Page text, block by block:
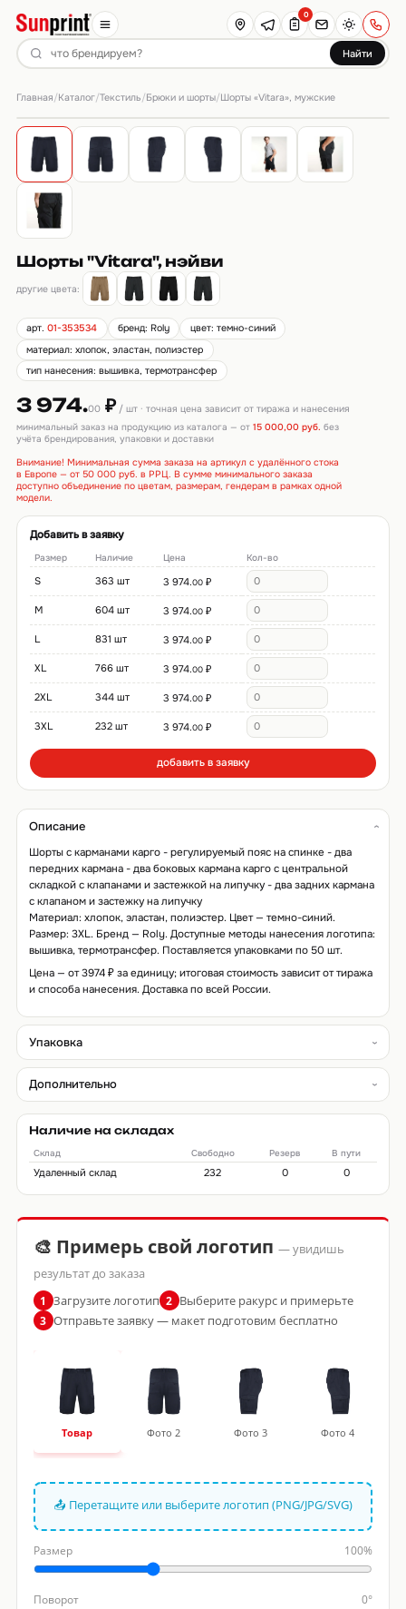
Найти
0
Главная/Каталог/Текстиль/Брюки и шорты/Шорты «Vitara», мужские
Шорты "Vitara", нэйви
другие цвета:
арт.01-353534 бренд: Roly
цвет: темно-синий
материал: хлопок, эластан, полиэстер
тип нанесения: вышивка, термотрансфер
3 974.00₽/ шт · точная цена зависит от тиража и нанесения
минимальный заказ на продукцию из каталога — от 15 000,00 руб. без
учёта брендирования, упаковки и доставки
Внимание! Минимальная сумма заказа на артикул с удалённого стока
в Европе — от 50 000 руб. в РРЦ. В сумме минимального заказа
доступно объединение по цветам, размерам, гендерам в рамках одной
модели.
Добавить в заявку
Размер Наличие Цена Кол-во
S 363 шт 3 974.00₽
M 604 шт 3 974.00₽
L 831 шт 3 974.00₽
XL 766 шт 3 974.00₽
2XL 344 шт 3 974.00₽
3XL 232 шт 3 974.00₽
добавить в заявку
Описание
Шорты с карманами карго - регулируемый пояс на спинке - два
передних кармана - два боковых кармана карго с центральной
складкой с клапанами и застежкой на липучку - два задних кармана
с клапаном и застежку на липучку
Материал: хлопок, эластан, полиэстер. Цвет — темно-синий.
Размер: 3XL. Бренд — Roly. Доступные методы нанесения логотипа:
вышивка, термотрансфер. Поставляется упаковками по 50 шт.
Цена — от 3974 ₽ за единицу; итоговая стоимость зависит от тиража
и способа нанесения. Доставка по всей России.
Упаковка
Дополнительно
Наличие на складах
Склад Свободно Резерв В пути
Удаленный склад 232 0 0
🎨 Примерь свой логотип — увидишь
результат до заказа
1 Загрузите логотип 2 Выберите ракурс и примерьте
3 Отправьте заявку — макет подготовим бесплатно
Товар Фото 2 Фото 3 Фото 4
📤 Перетащите или выберите логотип (PNG/JPG/SVG)
Размер 100%
Поворот 0°